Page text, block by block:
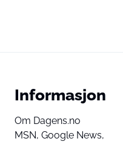
Informasjon
Om Dagens.no
MSN, Google News,